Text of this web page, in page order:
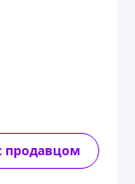
продавцом